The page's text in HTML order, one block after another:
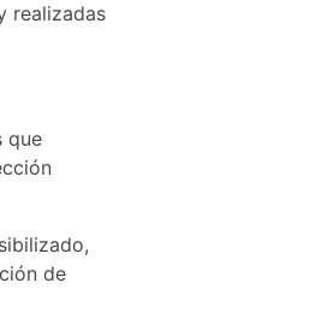
realizadas
que
de